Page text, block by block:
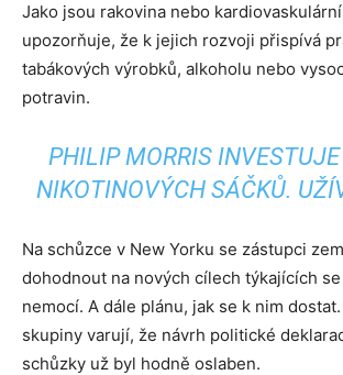
Jako jsou rakovina nebo
upozorňuje, že k jejich rozvoji přispívá
tabákových výrobků, alkoholu nebo
potravin.
PHILIP MORRIS
NIKOTINOVÝCH SÁČKŮ.
Na schůzce v New Yorku se zástupci
dohodnout na nových cílech týkajících
nemocí. A dále plánu, jak se k nim
skupiny varují, že návrh politické
schůzky už byl hodně oslaben.